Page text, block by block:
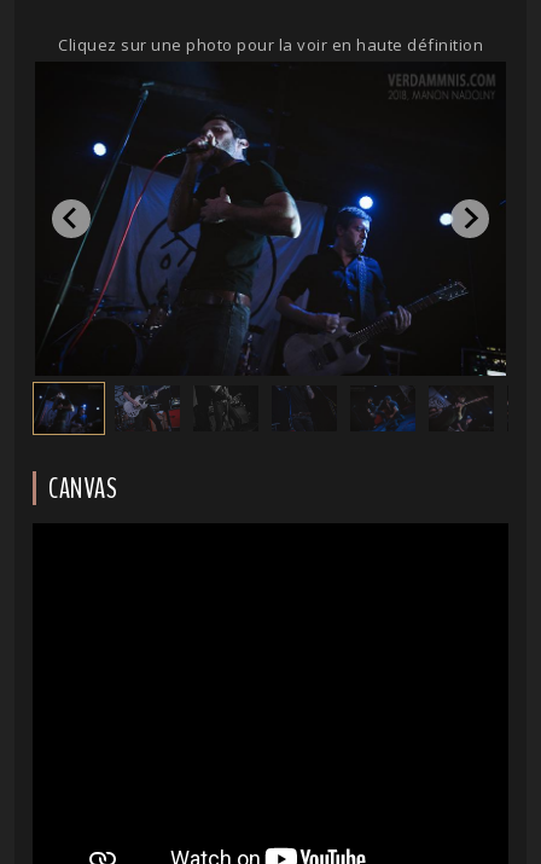
Cliquez sur une photo pour la voir en haute définition
CANVAS